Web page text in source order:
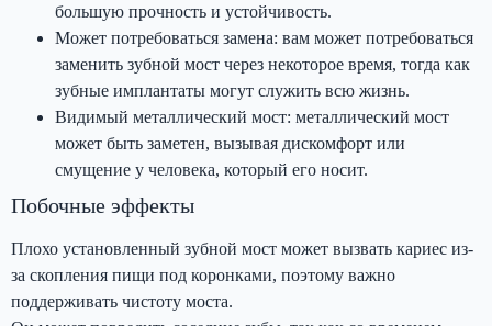
большую прочность и устойчивость.
Может потребоваться замена: вам может потребоваться
заменить зубной мост через некоторое время, тогда как
зубные имплантаты могут служить всю жизнь.
Видимый металлический мост: металлический мост
может быть заметен, вызывая дискомфорт или
смущение у человека, который его носит.
Побочные эффекты
Плохо установленный зубной мост может вызвать кариес из-
за скопления пищи под коронками, поэтому важно
поддерживать чистоту моста.